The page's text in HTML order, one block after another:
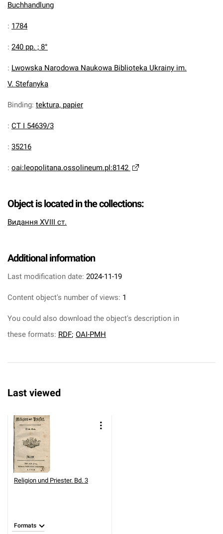
Buchhandlung
: 1784
: 240 pp. ; 8°
: Lwowska Narodowa Naukowa Biblioteka Ukrainy im.
V. Stefanyka
Binding: tektura, papier
: CT I 54639/3
: 35216
: oai:leopolitana.ossolineum.pl:8142
Object is located in the collections:
Видання XVIII ст.
Additional information
Last modification date: 2024-11-19
Content object's number of views: 1
You could also download the object's description in
these formats: RDF; OAI-PMH
Last viewed
Religion und Priester. Bd. 3
Formats